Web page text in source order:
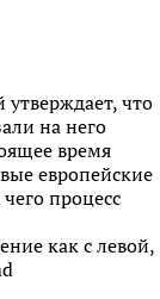
что
на него
время
европейские
процесс
как с левой,